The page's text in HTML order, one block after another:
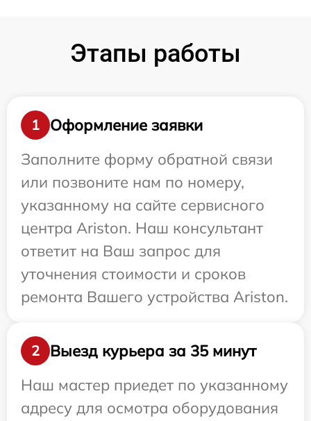
Этапы работы
1
Оформление заявки
Заполните форму обратной связи
или позвоните нам по номеру,
указанному на сайте сервисного
центра Ariston. Наш консультант
ответит на Ваш запрос для
уточнения стоимости и сроков
ремонта Вашего устройства Ariston.
2
Выезд курьера за 35 минут
Наш мастер приедет по указанному
адресу для осмотра оборудования